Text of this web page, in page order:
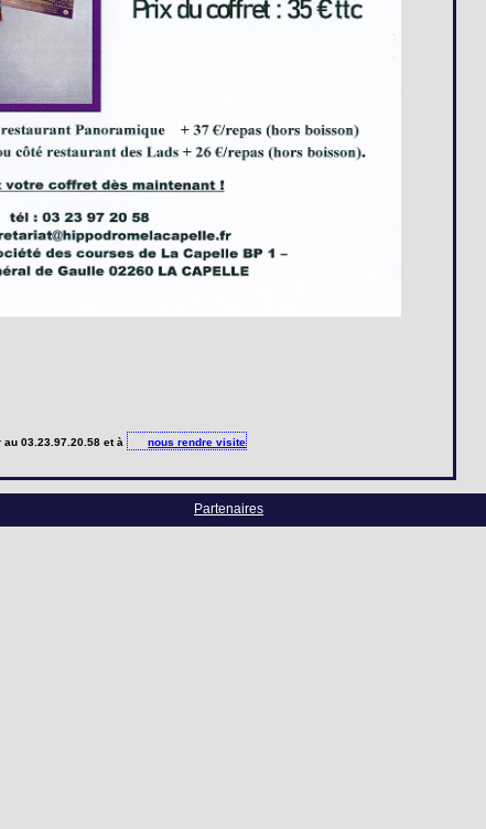
au 03.23.97.20.58 et à nous rendre visite
Partenaires